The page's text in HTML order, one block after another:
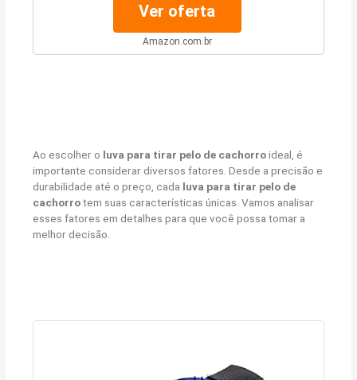
Ver oferta
Amazon.com.br
Ao escolher o luva para tirar pelo de cachorroideal, é
importante considerar diversos fatores. Desde a precisão e
durabilidade até o preço, cada luva para tirar pelo de
cachorrotem suas características únicas. Vamos analisar
esses fatores em detalhes para que você possa tomar a
melhor decisão.